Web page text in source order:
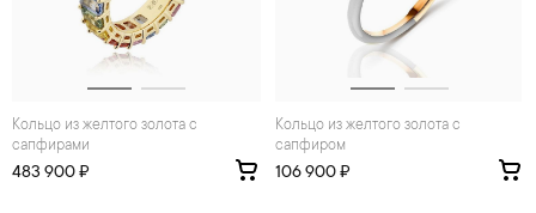
Кольцо из желтого золота с
сапфирами
483 900 ₽
Кольцо из желтого золота с
сапфиром
106 900 ₽